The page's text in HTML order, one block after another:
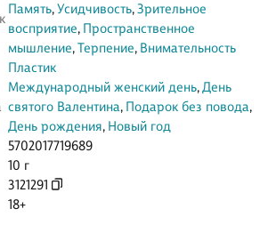
Память,Усидчивость,Зрительное
восприятие, Пространственное
мышление,Терпение, Внимательность
Пластик
Международный женский день,День
святого Валентина, Подарок без повода,
День рождения, Новый год
5702017719689
10 г
3121291
18+